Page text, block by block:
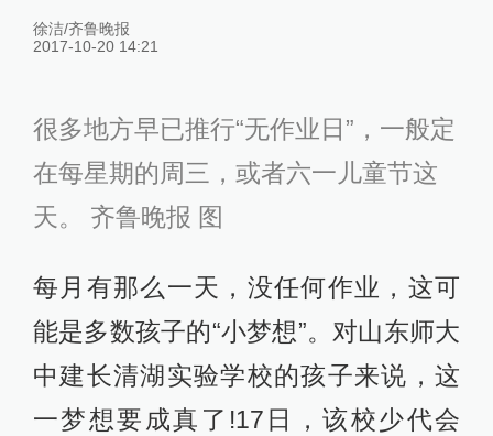
徐洁/齐鲁晚报
2017-10-20 14:21
很多地方早已推行“无作业日”，一般定
在每星期的周三，或者六一儿童节这
天。 齐鲁晚报 图
每月有那么一天，没任何作业，这可
能是多数孩子的“小梦想”。对山东师大
中建长清湖实验学校的孩子来说，这
一梦想要成真了!17日，该校少代会